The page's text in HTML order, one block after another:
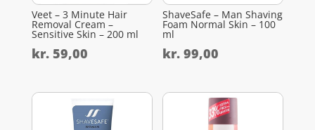
Veet – 3 Minute Hair
Removal Cream –
Sensitive Skin – 200 ml
kr.59,00
ShaveSafe – Man Shaving
Foam Normal Skin – 100
ml
kr. 99,00